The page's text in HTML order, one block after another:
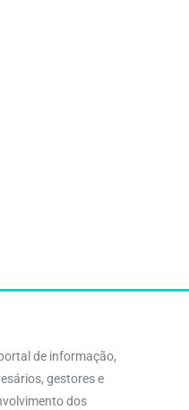
de informação,
gestores e
dos